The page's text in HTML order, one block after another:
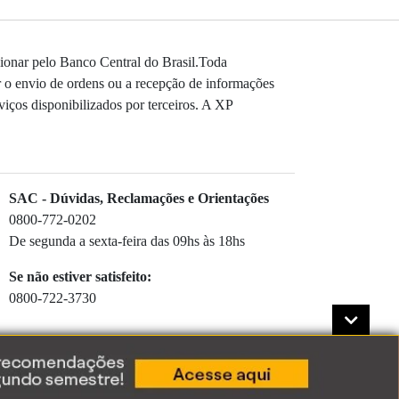
pelo Banco Central do Brasil.Toda
envio de ordens ou a recepção de informações
disponibilizados por terceiros. A XP
SAC - Dúvidas, Reclamações e Orientações
0800-772-0202
De segunda a sexta-feira das 09hs às 18hs
Se não estiver satisfeito:
0800-722-3730
Privacidade.